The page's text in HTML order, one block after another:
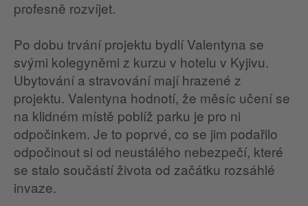
profesně rozvíjet.
Po dobu trvání projektu bydlí Valentyna se
svými kolegyněmi z kurzu v hotelu v Kyjivu.
Ubytování a stravování mají hrazené z
projektu. Valentyna hodnotí, že měsíc učení se
na klidném místě poblíž parku je pro ni
odpočinkem. Je to poprvé, co se jim podařilo
odpočinout si od neustálého nebezpečí, které
se stalo součástí života od začátku rozsáhlé
invaze.